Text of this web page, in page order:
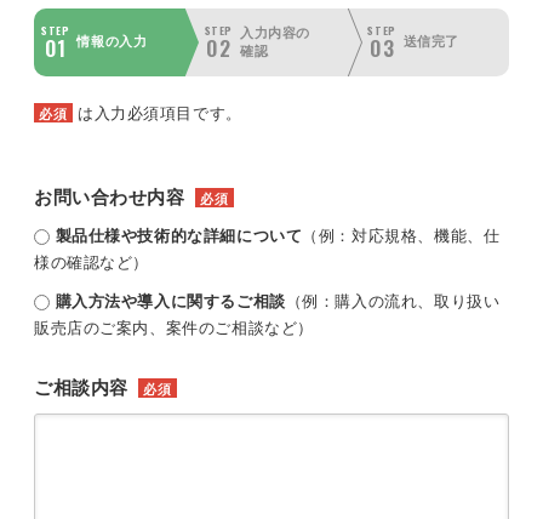
STEP
01 情報の入力
STEP
02
入力内容の
確認
STEP
03 送信完了
必須 は入力必須項目です。
お問い合わせ内容 必須
製品仕様や技術的な詳細について （例：対応規格、機能、仕
様の確認など）
購入方法や導入に関するご相談 （例：購入の流れ、取り扱い
販売店のご案内、案件のご相談など）
ご相談内容 必須